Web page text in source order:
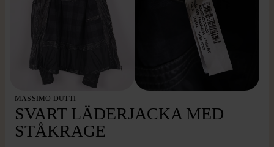
MASSIMO DUTTI
SVART LÄDERJACKA MED
STÅKRAGE